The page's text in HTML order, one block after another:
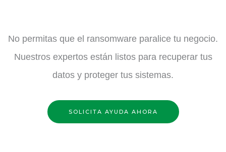
No permitas que el ransomware paralice tu negocio.
Nuestros expertos están listos para recuperar tus
datos y proteger tus sistemas.
SOLICITA AYUDA AHORA